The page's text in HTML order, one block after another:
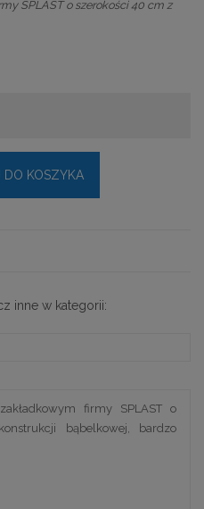
SPLAST o szerokości 40 cm z
DO KOSZYKA
inne w kategorii:
firmy SPLAST o
bąbelkowej, bardzo